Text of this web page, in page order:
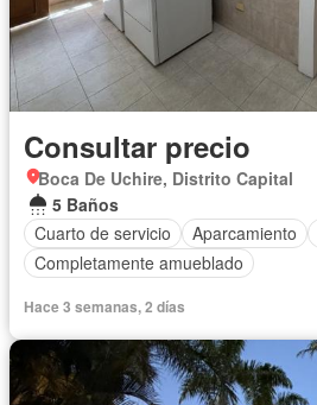
Consultar precio
Boca De Uchire, Distrito Capital
5 Baños
Cuarto de servicio
Aparcamiento
Completamente amueblado
Hace 3 semanas, 2 días